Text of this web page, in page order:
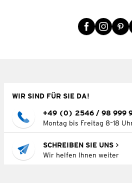
WIR SIND FÜR SIE DA!
+49 (0) 2546 / 98 999
Montag bis Freitag 8–18
SCHREIBEN SIE UNS
Wir helfen Ihnen weiter